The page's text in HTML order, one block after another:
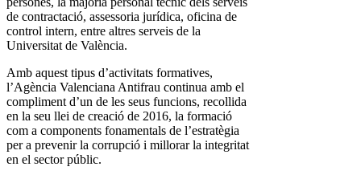
de contractació, assessoria jurídica, oficina de
control intern, entre altres serveis de la
Universitat de València.
Amb aquest tipus d’activitats formatives,
l’Agència Valenciana Antifrau continua amb el
compliment d’un de les seus funcions, recollida
en la seu llei de creació de 2016, la formació
com a components fonamentals de l’estratègia
per a prevenir la corrupció i millorar la integritat
en el sector públic.